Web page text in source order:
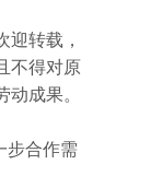
迎转载，
不得对原
成果。
步合作需